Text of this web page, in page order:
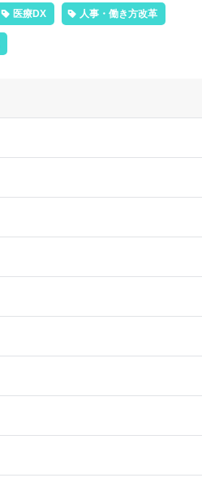
医療DX 人事・働き方改革